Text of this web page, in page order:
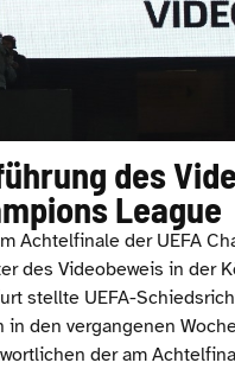
des
League
Achtelfinale der UEFA
des Videobeweis in der
stellte UEFA-
in den vergangenen
der am